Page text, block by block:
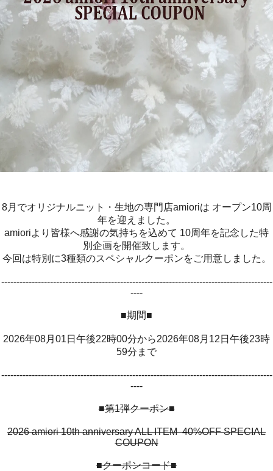
8月でオリジナルニット・生地の専門店amioriは オープン10周
年を迎えました。
amioriより皆様へ感謝の気持ちを込めて 10周年を記念した特
別企画を開催致します。
今回は特別に3種類のスペシャルクーポンをご用意しました。
-----------------------------------------------------------------------------------------
----
■期間■
2026年08月01日午後22時00分から2026年08月12日午後23時
59分まで
-----------------------------------------------------------------------------------------
----
■第1弾クーポン■
2026 amiori 10th anniversary ALL ITEM 40%OFF SPECIAL
COUPON
■クーポンコード■